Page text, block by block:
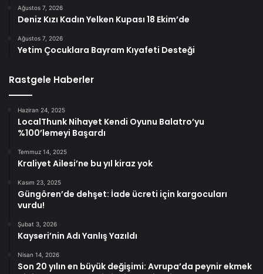
Ağustos 7, 2026
Deniz Kızı Kadın Yelken Kupası 18 Ekim’de
Ağustos 7, 2026
Yetim Çocuklara Bayram Kıyafeti Desteği
Rastgele Haberler
Haziran 24, 2025
LocalThunk Nihayet Kendi Oyunu Balatro’yu
%100’lemeyi Başardı
Temmuz 14, 2025
Kraliyet Ailesi’ne bu yıl kiraz yok
Kasım 23, 2025
Güngören’de dehşet: İade ücreti için kargocuları
vurdu!
Şubat 3, 2026
Kayseri’nin Adı Yanlış Yazıldı
Nisan 14, 2026
Son 20 yılın en büyük değişimi: Avrupa’da peynir ekmek